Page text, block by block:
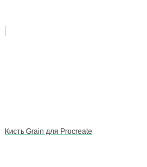
Кисть Grain для Procreate